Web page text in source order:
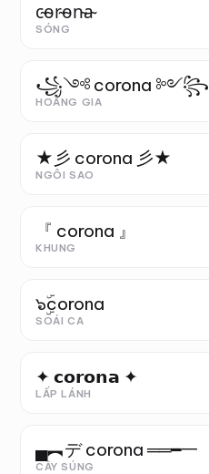
c̴o̴r̴o̴n̴a̴
SÓNG
꧁༺ corona ༻꧂
HOÀNG GIA
★彡 corona 彡★
NGÔI SAO
『 corona 』
KHUNG
๖ۣۜcorona
SOÁI CA
✦ 𝗰𝗼𝗿𝗼𝗻𝗮 ✦
LẤP LÁNH
▄︻デ corona ══━一
CÂY SÚNG